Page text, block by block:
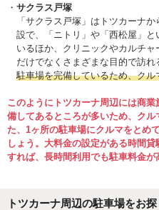
サクラス戸塚
「サクラス戸塚」はトツカーナ
設で、「ニトリ」や「西松屋」
いるほか、クリニックやカルチ
だけでなくさまざまな目的で訪れ
駐車場を完備しているため、ク
このようにトツカーナ周辺には商
備してあるところが多いため、ク
た、1ヶ所の駐車場にクルマをとめ
しょう。大料金の設定がある時間
すれば、長時間利用でも駐車料金が
トツカーナ周辺の駐車場をお